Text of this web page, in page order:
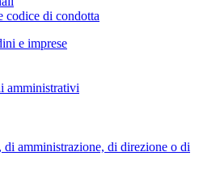
codice di condotta
e imprese
amministrativi
amministrazione, di direzione o di